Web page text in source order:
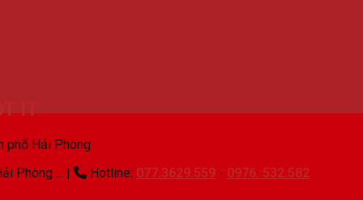
IT
phố Hải Phòng
Phòng ... | Hotline: 077.3629.559 - 0976. 532.582